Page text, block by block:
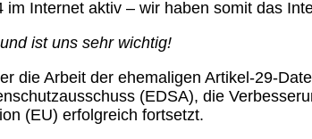
im Internet aktiv – wir haben somit das
ist uns sehr wichtig!
die Arbeit der ehemaligen Artikel-29-
(EDSA), die
(EU) erfolgreich fortsetzt.